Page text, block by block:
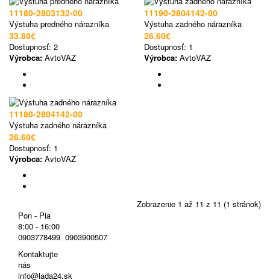
11180-2803132-00
Výstuha predného nárazníka
33.80€
Dostupnosť: 2
Výrobca: AvtoVAZ
11190-2804142-00
Výstuha zadného nárazníka
26.60€
Dostupnosť: 1
Výrobca: AvtoVAZ
11180-2804142-00
Výstuha zadného nárazníka
26.60€
Dostupnosť: 1
Výrobca: AvtoVAZ
Zobrazenie 1 až 11 z 11 (1 stránok)
Pon - Pia
8:00 - 16:00
0903778499, 0903900507
Kontaktujte
nás
info@lada24.sk